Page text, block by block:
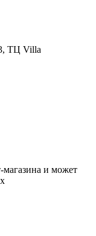
ТЦ Villa
магазина и может